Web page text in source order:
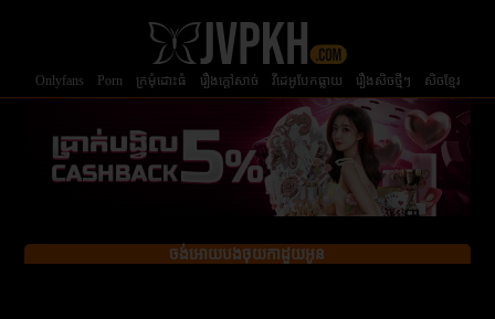
Onlyfans Porn ក្រមំុដោះធំ រឿងក្ដៅសាច់ វីដេអូបែកធ្លាយ រឿងសិចថ្មីៗ សិចខ្មែរ
ចង់អោយបងចុយកាដួយអូន